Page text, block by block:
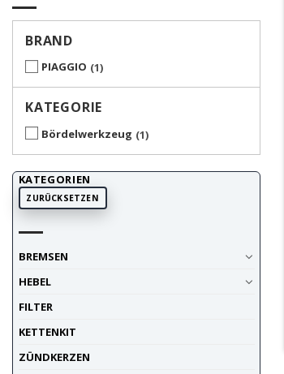
BRAND
PIAGGIO 1
KATEGORIE
Bördelwerkzeug 1
KATEGORIEN
ZURÜCKSETZEN
BREMSEN
HEBEL
FILTER
KETTENKIT
ZÜNDKERZEN